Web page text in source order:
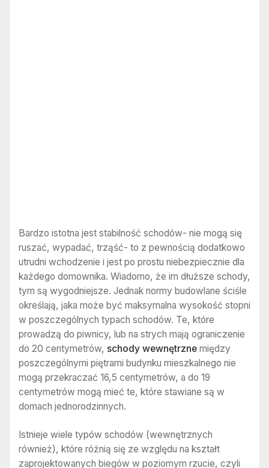
Bardzo istotna jest stabilność schodów- nie mogą się
ruszać, wypadać, trząść- to z pewnością dodatkowo
utrudni wchodzenie i jest po prostu niebezpiecznie dla
każdego domownika. Wiadomo, że im dłuższe schody,
tym są wygodniejsze. Jednak normy budowlane ściśle
określają, jaka może być maksymalna wysokość stopni
w poszczególnych typach schodów. Te, które
prowadzą do piwnicy, lub na strych mają ograniczenie
do 20 centymetrów, schody wewnętrzne między
poszczególnymi piętrami budynku mieszkalnego nie
mogą przekraczać 16,5 centymetrów, a do 19
centymetrów mogą mieć te, które stawiane są w
domach jednorodzinnych.
Istnieje wiele typów schodów (wewnętrznych
również), które różnią się ze względu na kształt
zaprojektowanych biegów w poziomym rzucie, czyli